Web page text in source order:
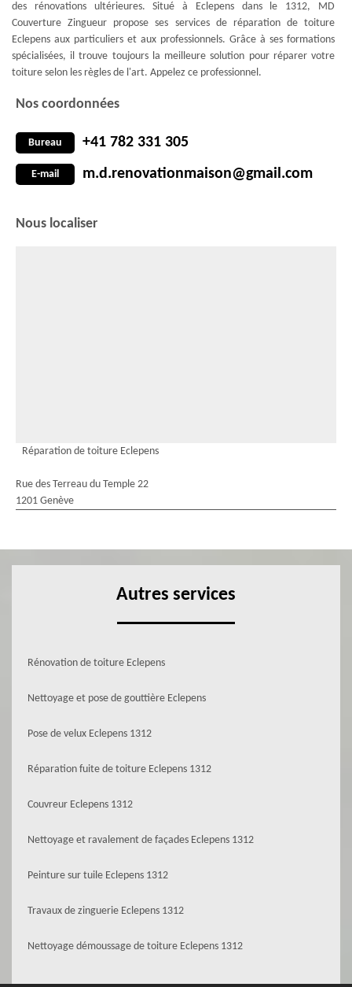
des rénovations ultérieures. Situé à Eclepens dans le 1312, MD
Couverture Zingueur propose ses services de réparation de toiture
Eclepens aux particuliers et aux professionnels. Grâce à ses formations
spécialisées, il trouve toujours la meilleure solution pour réparer votre
toiture selon les règles de l'art. Appelez ce professionnel.
Nos coordonnées
Bureau +41 782 331 305
E-mail m.d.renovationmaison@gmail.com
Nous localiser
Réparation de toiture Eclepens
Rue des Terreau du Temple 22
1201 Genève
Autres services
Rénovation de toiture Eclepens
Nettoyage et pose de gouttière Eclepens
Pose de velux Eclepens 1312
Réparation fuite de toiture Eclepens 1312
Couvreur Eclepens 1312
Nettoyage et ravalement de façades Eclepens 1312
Peinture sur tuile Eclepens 1312
Travaux de zinguerie Eclepens 1312
Nettoyage démoussage de toiture Eclepens 1312